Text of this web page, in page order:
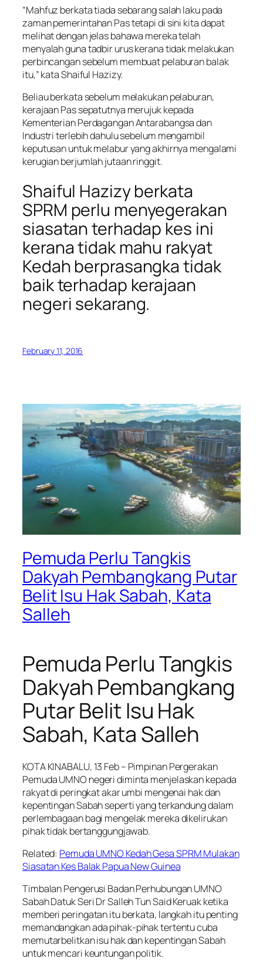
“Mahfuz berkata tiada sebarang salah laku pada
zaman pemerintahan Pas tetapi di sini kita dapat
melihat dengan jelas bahawa mereka telah
menyalah guna tadbir urus kerana tidak melakukan
perbincangan sebelum membuat pelaburan balak
itu,” kata Shaiful Hazizy.
Beliau berkata sebelum melakukan pelaburan,
kerajaan Pas sepatutnya merujuk kepada
Kementerian Perdagangan Antarabangsa dan
Industri terlebih dahulu sebelum mengambil
keputusan untuk melabur yang akhirnya mengalami
kerugian berjumlah jutaan ringgit.
Shaiful Hazizy berkata
SPRM perlu menyegerakan
siasatan terhadap kes ini
kerana tidak mahu rakyat
Kedah berprasangka tidak
baik terhadap kerajaan
negeri sekarang.
February 11, 2016
Pemuda Perlu Tangkis
Dakyah Pembangkang Putar
Belit Isu Hak Sabah, Kata
Salleh
Pemuda Perlu Tangkis
Dakyah Pembangkang
Putar Belit Isu Hak
Sabah, Kata Salleh
KOTA KINABALU, 13 Feb – Pimpinan Pergerakan
Pemuda UMNO negeri diminta menjelaskan kepada
rakyat di peringkat akar umbi mengenai hak dan
kepentingan Sabah seperti yang terkandung dalam
perlembagaan bagi mengelak mereka dikelirukan
pihak tidak bertanggungjawab.
Related: Pemuda UMNO Kedah Gesa SPRM Mulakan
Siasatan Kes Balak Papua New Guinea
Timbalan Pengerusi Badan Perhubungan UMNO
Sabah Datuk Seri Dr Salleh Tun Said Keruak ketika
memberi peringatan itu berkata, langkah itu penting
memandangkan ada pihak-pihak tertentu cuba
memutarbelitkan isu hak dan kepentingan Sabah
untuk mencari keuntungan politik.